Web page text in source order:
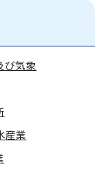
び気象
産業